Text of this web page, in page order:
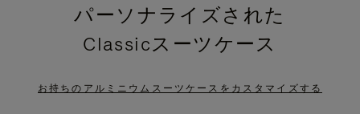
PRESS
PAUSE
PRESS
TO
UNMUTE
パーソナライズされた
Classicスーツケース
お持ちのアルミニウムスーツケースをカスタマイズする